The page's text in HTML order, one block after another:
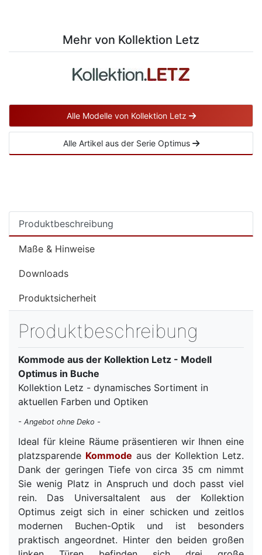
Mehr von Kollektion Letz
Alle Modelle von Kollektion Letz
Alle Artikel aus der Serie Optimus
Produktbeschreibung
Maße & Hinweise
Downloads
Produktsicherheit
Produktbeschreibung
Kommode aus der Kollektion Letz - Modell
Optimus in Buche
Kollektion Letz - dynamisches Sortiment in
aktuellen Farben und Optiken
- Angebot ohne Deko -
Ideal für kleine Räume präsentieren wir Ihnen eine
platzsparende Kommode aus der Kollektion Letz.
Dank der geringen Tiefe von circa 35 cm nimmt
Sie wenig Platz in Anspruch und doch passt viel
rein. Das Universaltalent aus der Kollektion
Optimus zeigt sich in einer schicken und zeitlos
modernen Buchen-Optik und ist besonders
praktisch angeordnet. Hinter den beiden großen